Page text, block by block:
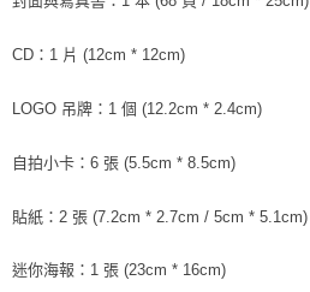
CD：1 片 (12cm * 12cm)
LOGO 吊牌：1 個 (12.2cm * 2.4cm)
自拍小卡：6 張 (5.5cm * 8.5cm)
貼紙：2 張 (7.2cm * 2.7cm / 5cm * 5.1cm)
迷你海報：1 張 (23cm * 16cm)